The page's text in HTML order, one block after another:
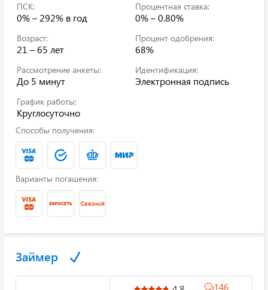
ПСК:
0% – 292% в год
Процентная ставка:
0% – 0.80%
Возраст:
21 – 65 лет
Процент одобрения:
68%
Рассмотрение анкеты:
До 5 минут
Идентификация:
Электронная подпись
График работы:
Круглосуточно
Способы получения:
Варианты погашения:
Займер
146